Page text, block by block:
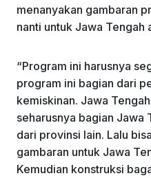
menanyakan gambaran
nanti untuk Jawa Tengah
“Program ini harusnya
program ini bagian dari
kemiskinan. Jawa
seharusnya bagian Jawa
dari provinsi lain. Lalu
gambaran untuk Jawa
Kemudian konstruksi